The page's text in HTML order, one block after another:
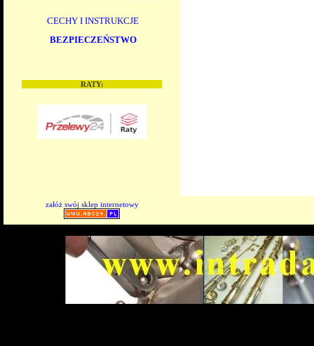
CECHY I INSTRUKCJE
BEZPIECZEŃSTWO
RATY:
załóż swój sklep internetowy